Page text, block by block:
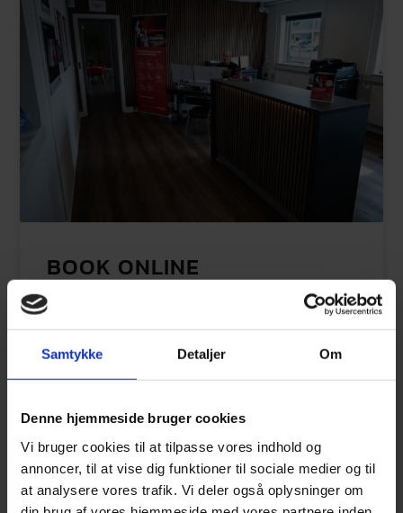
Samtykke Detaljer Om
Denne hjemmeside bruger cookies
Vi bruger cookies til at tilpasse vores indhold og
annoncer, til at vise dig funktioner til sociale medier og til
at analysere vores trafik. Vi deler også oplysninger om
BOOK ONLINE
Spring telefonkøen over
Fordi din tid er kostbar
Book online